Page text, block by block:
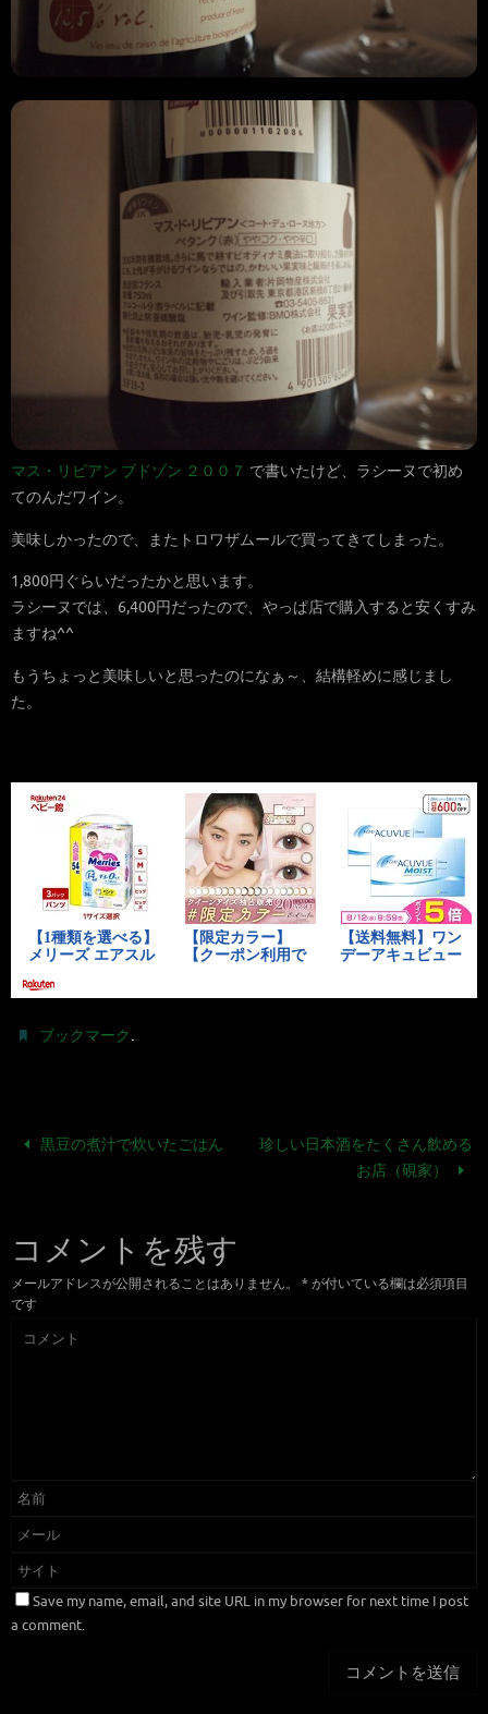
マス・リビアン ブドゾン ２００７ で書いたけど、ラシーヌで初め
てのんだワイン。
美味しかったので、またトロワザムールで買ってきてしまった。
1,800円ぐらいだったかと思います。
ラシーヌでは、6,400円だったので、やっぱ店で購入すると安くすみ
ますね^^
もうちょっと美味しいと思ったのになぁ～、結構軽めに感じまし
た。
ブックマーク.
黒豆の煮汁で炊いたごはん
珍しい日本酒をたくさん飲める
お店（硯家）
コメントを残す
メールアドレスが公開されることはありません。 * が付いている欄は必須項目
です
Save my name, email, and site URL in my browser for next time I post
a comment.